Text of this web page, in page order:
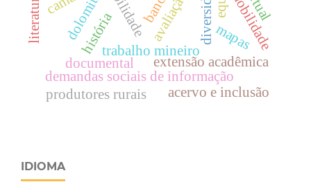
trabalho mineiro
dolomitas
documental extensão acadêmica
demandas sociais de informação
história
produtores rurais acervo e inclusão
mapas
mobilidade
IDIOMA